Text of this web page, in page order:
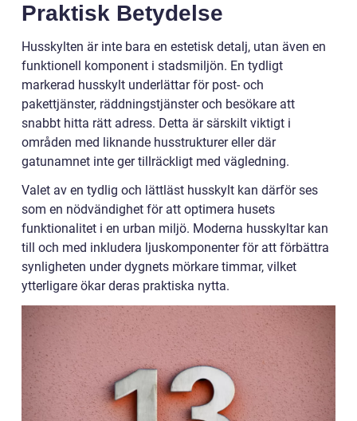
Praktisk Betydelse
Husskylten är inte bara en estetisk detalj, utan även en
funktionell komponent i stadsmiljön. En tydligt
markerad husskylt underlättar för post- och
pakettjänster, räddningstjänster och besökare att
snabbt hitta rätt adress. Detta är särskilt viktigt i
områden med liknande husstrukturer eller där
gatunamnet inte ger tillräckligt med vägledning.
Valet av en tydlig och lättläst husskylt kan därför ses
som en nödvändighet för att optimera husets
funktionalitet i en urban miljö. Moderna husskyltar kan
till och med inkludera ljuskomponenter för att förbättra
synligheten under dygnets mörkare timmar, vilket
ytterligare ökar deras praktiska nytta.